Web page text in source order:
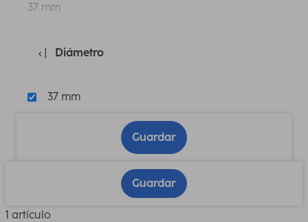
37 mm
Diámetro
37 mm
Guardar
Guardar
1 artículo